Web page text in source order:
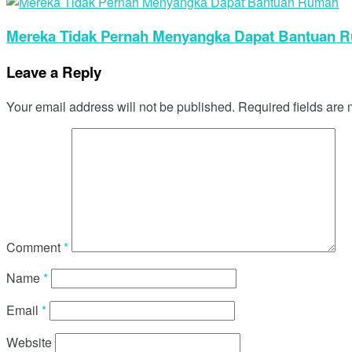
Mereka Tidak Pernah Menyangka Dapat Bantuan
Leave a Reply
Your email address will not be published. Required fields are
Comment*
Name*
Email *
Website